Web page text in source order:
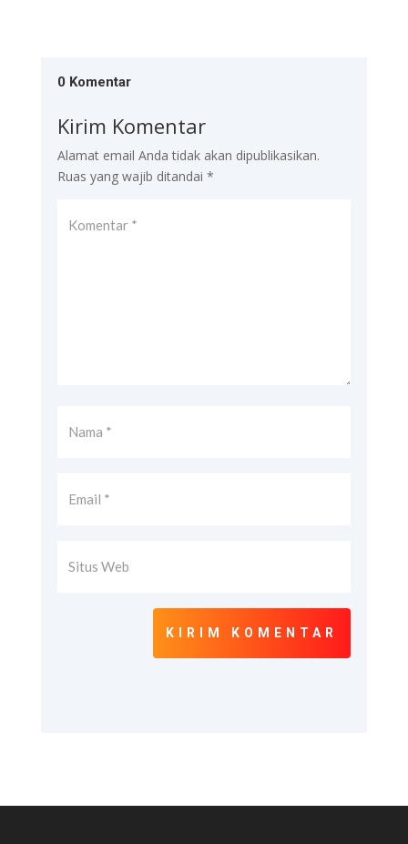
0 Komentar
Kirim Komentar
Alamat email Anda tidak akan dipublikasikan.
Ruas yang wajib ditandai *
KIRIM KOMENTAR